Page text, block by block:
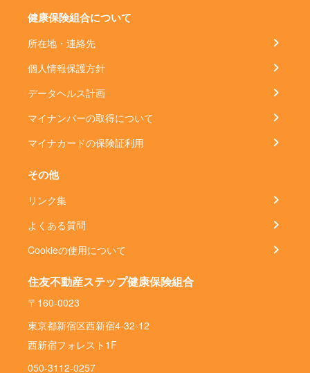
健康保険組合について
所在地・連絡先
個人情報保護方針
データヘルス計画
マイナンバーの取得について
マイナカードの保険証利用
その他
リンク集
よくある質問
Cookieの使用について
住友不動産ステップ健康保険組合
〒160-0023
東京都新宿区西新宿4-32-12
西新宿フォレスト1F
050-3112-0257